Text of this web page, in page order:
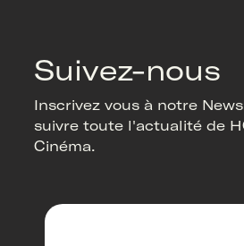
Suivez-nous
Inscrivez vous à notre
suivre toute l'actualité de
Cinéma.